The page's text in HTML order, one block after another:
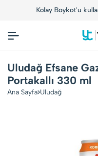
Kolay Boykot'u
Uludağ Efsane
Portakallı 330 ml
Ana Sayfa Uludağ